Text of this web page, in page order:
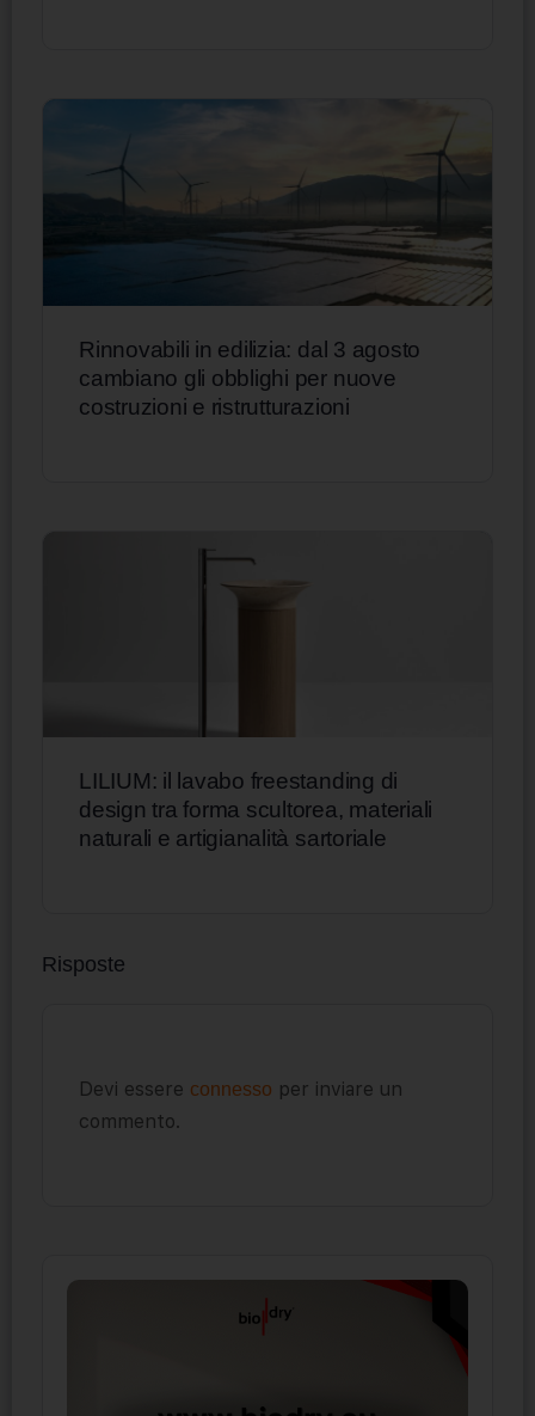
Rinnovabili in edilizia: dal 3 agosto
cambiano gli obblighi per nuove
costruzioni e ristrutturazioni
LILIUM: il lavabo freestanding di
design tra forma scultorea, materiali
naturali e artigianalità sartoriale
Risposte
Devi essere connesso per inviare un
commento.